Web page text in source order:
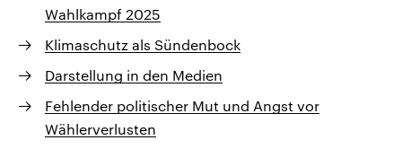
Wahlkampf 2025
Klimaschutz als Sündenbock
Darstellung in den Medien
Fehlender politischer Mut und Angst vor
Wählerverlusten